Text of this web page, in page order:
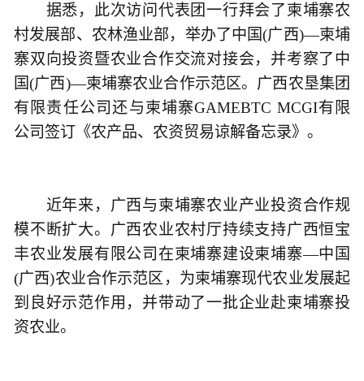
据悉，此次访问代表团一行拜会了柬埔寨农
村发展部、农林渔业部，举办了中国(广西)—柬埔
寨双向投资暨农业合作交流对接会，并考察了中
国(广西)—柬埔寨农业合作示范区。广西农垦集团
有限责任公司还与柬埔寨GAMEBTC MCGI有限
公司签订《农产品、农资贸易谅解备忘录》。
近年来，广西与柬埔寨农业产业投资合作规
模不断扩大。广西农业农村厅持续支持广西恒宝
丰农业发展有限公司在柬埔寨建设柬埔寨—中国
(广西)农业合作示范区，为柬埔寨现代农业发展起
到良好示范作用，并带动了一批企业赴柬埔寨投
资农业。